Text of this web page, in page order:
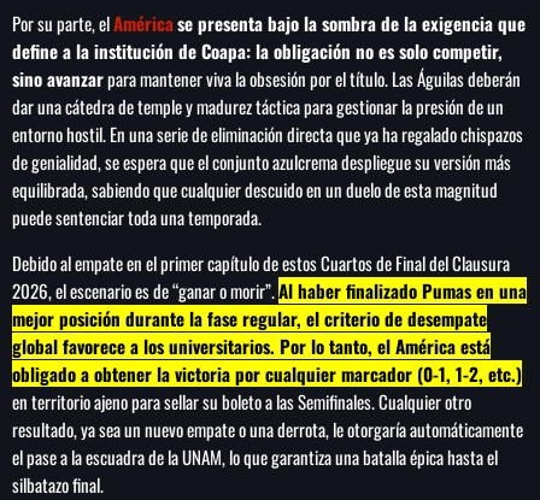
Senado allana el nombramiento de Todd
Blanche como fiscal general de EE.UU.
Vinícius Jr renueva con en el Real Madrid
hasta 2032
Por su parte, elAméricase presenta bajo la sombra de la exigencia que
define a la institución de Coapa: la obligación no es solo competir,
sino avanzarpara mantener viva la obsesión por el título. Las Águilas deberán
dar una cátedra de temple y madurez táctica para gestionar la presión de un
entorno hostil. En una serie de eliminación directa que ya ha regalado chispazos
de genialidad, se espera que el conjunto azulcrema despliegue su versión más
equilibrada, sabiendo que cualquier descuido en un duelo de esta magnitud
puede sentenciar toda una temporada.
Debido al empate en el primer capítulo de estos Cuartos de Final del Clausura
2026, el escenario es de “ganar o morir”.Al haber finalizado Pumas en una
mejor posición durante la fase regular, el criterio de desempate
global favorece a los universitarios. Por lo tanto, el América está
obligado a obtener la victoria por cualquier marcador (0-1, 1-2, etc.)
en territorio ajeno para sellar su boleto a las Semifinales. Cualquier otro
resultado, ya sea un nuevo empate o una derrota, le otorgaría automáticamente
el pase a la escuadra de la UNAM, lo que garantiza una batalla épica hasta el
silbatazo final.